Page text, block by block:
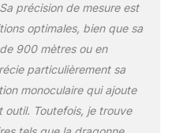
conditions
pluie, assurant la
difficiles. Sa
son fonctionnement
pour les
User-Friendly
elle est équipée
précision de mesure est
optimales, bien que sa
900 mètres ou en
particulièrement sa
monoculaire qui ajoute
outil. Toutefois, je trouve